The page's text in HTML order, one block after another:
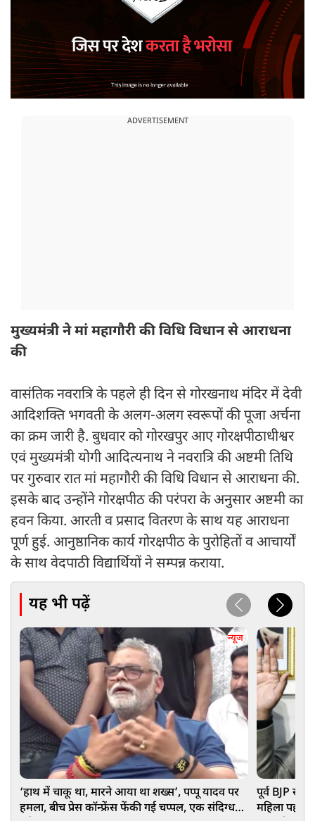
ADVERTISEMENT
मुख्यमंत्री ने मां महागौरी की विधि विधान से आराधना
की
वासंतिक नवरात्रि के पहले ही दिन से गोरखनाथ मंदिर में देवी
आदिशक्ति भगवती के अलग-अलग स्वरूपों की पूजा अर्चना
का क्रम जारी है. बुधवार को गोरखपुर आए गोरक्षपीठाधीश्वर
एवं मुख्यमंत्री योगी आदित्यनाथ ने नवरात्रि की अष्टमी तिथि
पर गुरुवार रात मां महागौरी की विधि विधान से आराधना की.
इसके बाद उन्होंने गोरक्षपीठ की परंपरा के अनुसार अष्टमी का
हवन किया. आरती व प्रसाद वितरण के साथ यह आराधना
पूर्ण हुई. आनुष्ठानिक कार्य गोरक्षपीठ के पुरोहितों व आचार्यों
के साथ वेदपाठी विद्यार्थियों ने सम्पन्न कराया.
यह भी पढ़ें
न्यूज
‘हाथ में चाकू था, मारने आया था शख्स’, पप्पू यादव पर
हमला, बीच प्रेस कॉन्फ्रेंस फेंकी गई चप्पल, एक संदिग्ध
पूर्व BJP
महिला